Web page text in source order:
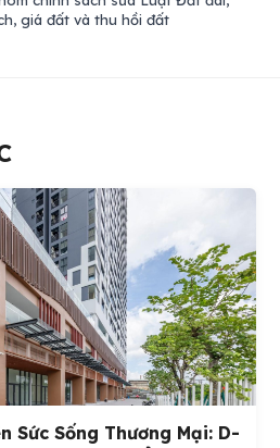
giá đất và thu hồi đất
Sức Sống Thương Mại: D-